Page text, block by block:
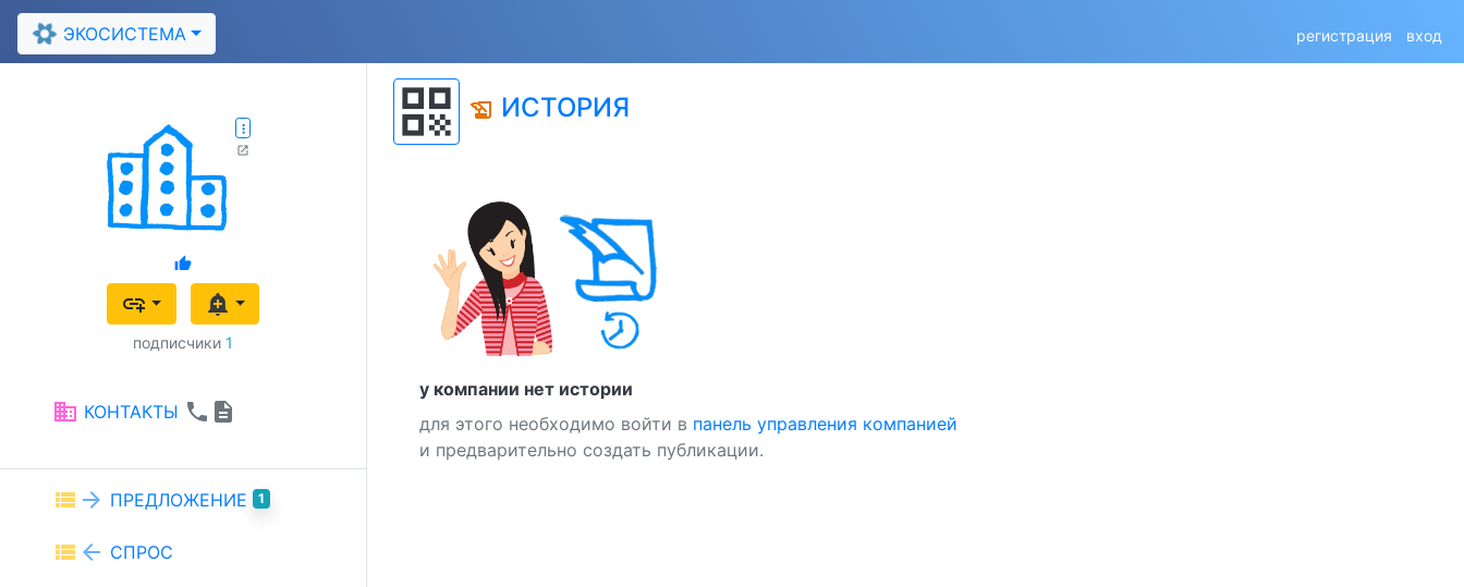
filter_vintage ЭКОСИСТЕМА регистрация вход
more_vert
open_in_new
thumb_up
add_link add_alert
подписчики 1
business КОНТАКТЫ phone description
view_list arrow_forward ПРЕДЛОЖЕНИЕ 1
view_list arrow_back СПРОС
qr_code history_edu ИСТОРИЯ
у компании нет истории
для этого необходимо войти в панель управления компанией
и предварительно создать публикации.